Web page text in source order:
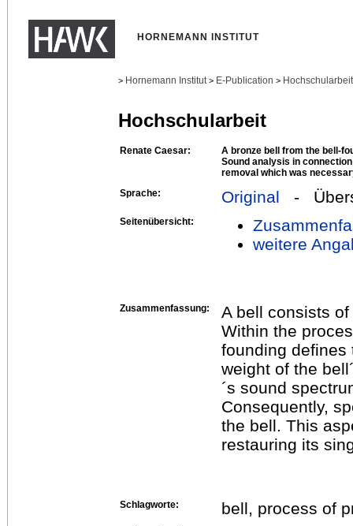
HORNEMANN INSTITUT
> Hornemann Institut > E-Publication >
Hochschularbeit
Renate Caesar:
A bronze bell from the bell-
Sound analysis in
removal which was
Sprache:
Original -
Seitenübersicht:
weitere
Zusammenfassung:
A bell consists
Within the
founding defines
weight of the
´s sound
Consequently,
the bell. This
restauring its
Schlagworte: bell, process of